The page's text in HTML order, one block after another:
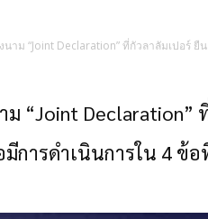
นาม “Joint Declaration” ที่กัวลาลัมเปอร์
“Joint Declaration”
การดำเนินการใน 4 ข้อ